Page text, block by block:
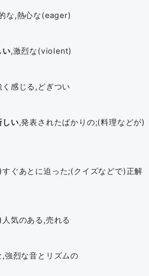
な,熱心な(eager)
い,激烈な(violent)
感じる,どぎつい
しい,発表されたばかりの;(料理などが)
すぐあとに迫った;(クイズなどで)正解
人気のある,売れる
強烈な音とリズムの